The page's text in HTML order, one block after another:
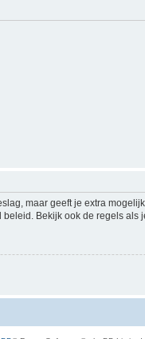
maar geeft je extra
Bekijk ook de regels als